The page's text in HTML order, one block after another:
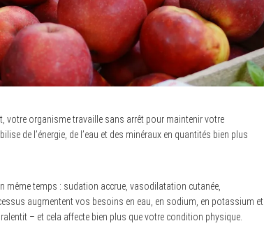
votre organisme travaille sans arrêt pour maintenir votre
de l’énergie, de l’eau et des minéraux en quantités bien plus
même temps : sudation accrue, vasodilatation cutanée,
augmentent vos besoins en eau, en sodium, en potassium et
– et cela affecte bien plus que votre condition physique.